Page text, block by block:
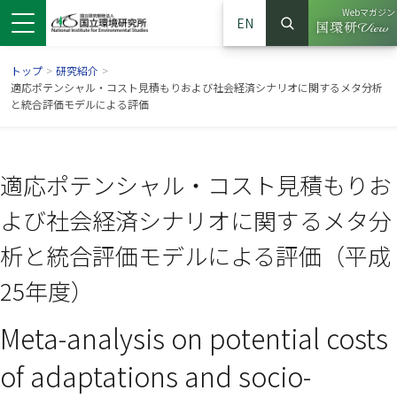
EN
サイト内検索
検索
Webマガジン
（別ウイ
トップ > 研究紹介 >
適応ポテンシャル・コスト見積もりおよび社会経済シナリオに関するメタ分析
と統合評価モデルによる評価
適応ポテンシャル・コスト見積もりお
よび社会経済シナリオに関するメタ分
析と統合評価モデルによる評価（平成
25年度）
Meta-analysis on potential costs
of adaptations and socio-